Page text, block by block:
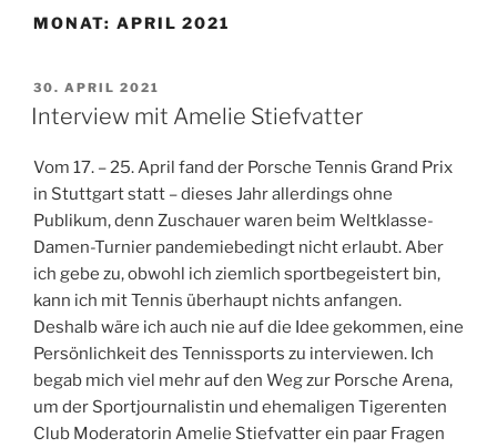
MONAT: APRIL 2021
VERÖFFENTLICHT
AM
30. APRIL 2021
Interview mit Amelie Stiefvatter
Vom 17. – 25. April fand der Porsche Tennis Grand Prix
in Stuttgart statt – dieses Jahr allerdings ohne
Publikum, denn Zuschauer waren beim Weltklasse-
Damen-Turnier pandemiebedingt nicht erlaubt. Aber
ich gebe zu, obwohl ich ziemlich sportbegeistert bin,
kann ich mit Tennis überhaupt nichts anfangen.
Deshalb wäre ich auch nie auf die Idee gekommen, eine
Persönlichkeit des Tennissports zu interviewen. Ich
begab mich viel mehr auf den Weg zur Porsche Arena,
um der Sportjournalistin und ehemaligen Tigerenten
Club Moderatorin Amelie Stiefvatter ein paar Fragen